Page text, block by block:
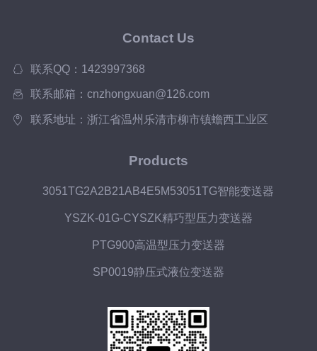
Contact Us
联系QQ：1423997368
联系邮箱：cnzhongxuan@126.com
联系地址：浙江省温州乐清市柳市镇蟾西工业区
Products
3051TG2A2B21AB4E5M53051TG智能变送器
YSZK-01G-CYSZK精巧型压力变送器
PTG900高温型压力变送器
SP0019静压式液位变送器